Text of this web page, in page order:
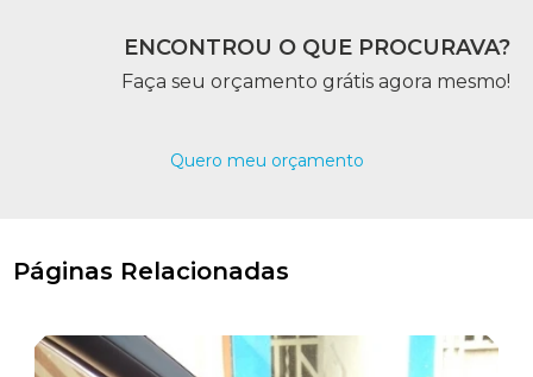
ENCONTROU O QUE PROCURAVA?
Faça seu orçamento grátis agora mesmo!
Quero meu orçamento
Páginas Relacionadas